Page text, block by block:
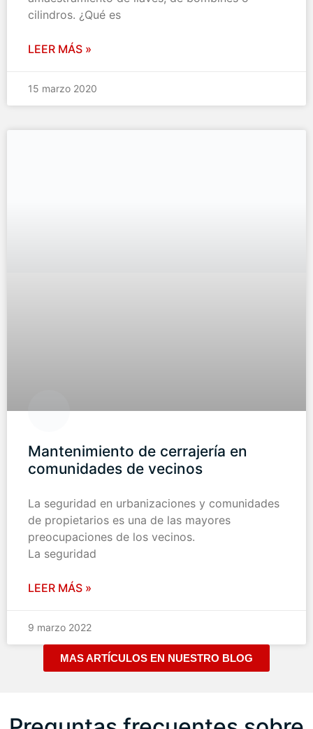
cilindros. ¿Qué es
LEER MÁS »
15 marzo 2020
Mantenimiento de cerrajería en
comunidades de vecinos
La seguridad en urbanizaciones y comunidades
de propietarios es una de las mayores
preocupaciones de los vecinos.
La seguridad
LEER MÁS »
9 marzo 2022
MAS ARTÍCULOS EN NUESTRO BLOG